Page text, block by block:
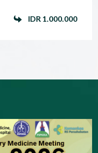
IDR 1.000.000